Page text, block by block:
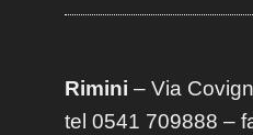
Rimini – Via
tel 0541 709888 –